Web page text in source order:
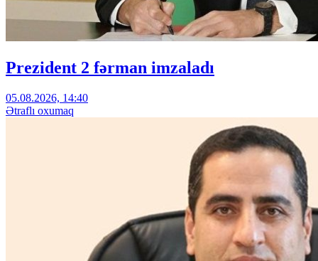
Prezident 2 fərman imzaladı
05.08.2026, 14:40
Ətraflı oxumaq